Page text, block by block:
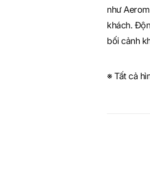
như
khách.
bối cảnh
※ Tất cả